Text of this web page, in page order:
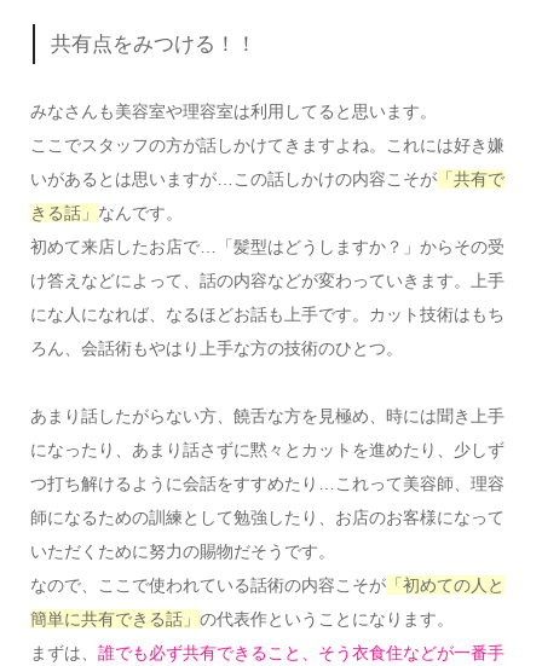
共有点をみつける！！
みなさんも美容室や理容室は利用してると思います。
ここでスタッフの方が話しかけてきますよね。これには好き嫌
いがあるとは思いますが…この話しかけの内容こそが「共有で
きる話」 なんです。
初めて来店したお店で…「髪型はどうしますか？」からその受
け答えなどによって、話の内容などが変わっていきます。上手
にな人になれば、なるほどお話も上手です。カット技術はもち
ろん、会話術もやはり上手な方の技術のひとつ。
あまり話したがらない方、饒舌な方を見極め、時には聞き上手
になったり、あまり話さずに黙々とカットを進めたり、少しず
つ打ち解けるように会話をすすめたり…これって美容師、理容
師になるための訓練として勉強したり、お店のお客様になって
いただくために努力の賜物だそうです。
なので、ここで使われている話術の内容こそが「初めての人と
簡単に共有できる話」 の代表作ということになります。
まずは、 誰でも必ず共有できること、そう衣食住などが一番手